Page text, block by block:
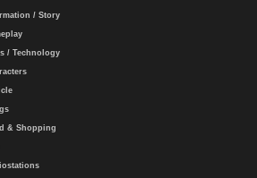
/ Story
/ Technology
& Shopping